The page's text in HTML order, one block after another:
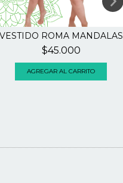
VESTIDO ROMA MANDALAS
$45.000
AGREGAR AL CARRITO